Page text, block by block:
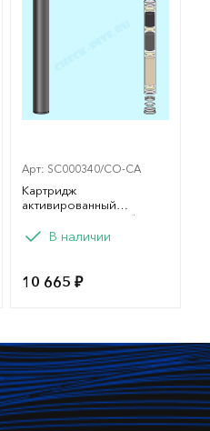
Арт: SC000340/CO-CA
Картридж
активированный
катализатор для Coltri
MCH 6В наличии
10 665 ₽